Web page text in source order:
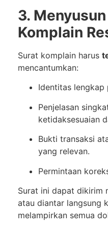
3.
Komplain
Surat komplain harus
mencantumkan:
Identitas lengkap
Penjelasan
ketidaksesuaian
Bukti transaksi
yang relevan.
Permintaan
Surat ini dapat dikirim
atau diantar langsung
melampirkan semua